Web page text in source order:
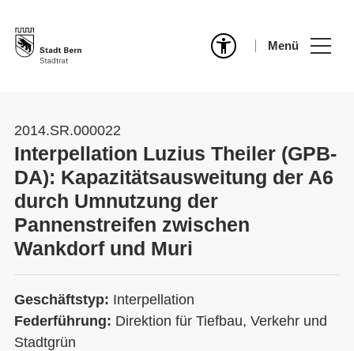
Menü
2014.SR.000022
Interpellation Luzius Theiler (GPB-
DA): Kapazitätsausweitung der A6
durch Umnutzung der
Pannenstreifen zwischen
Wankdorf und Muri
Geschäftstyp: Interpellation
Federführung: Direktion für Tiefbau, Verkehr und
Stadtgrün